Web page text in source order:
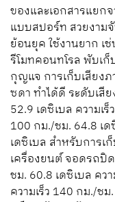
ของและเอกสารแยก
แบบสปอร์ท สวยงาม
ย้อนยุค ใช้งานยาก เ
รีโมทคอนทโรล พับเ
กุญแจ การเก็บเสียง
ซดา ทำได้ดี ระดับเ
52.9 เดซิเบล ความเ
100 กม./ชม. 64.8 เด
เดซิเบล สำหรับการ
เครื่องยนต์ จอดรถปิ
ชม. 60.8 เดซิเบล คว
ความเร็ว 140 กม./ชม